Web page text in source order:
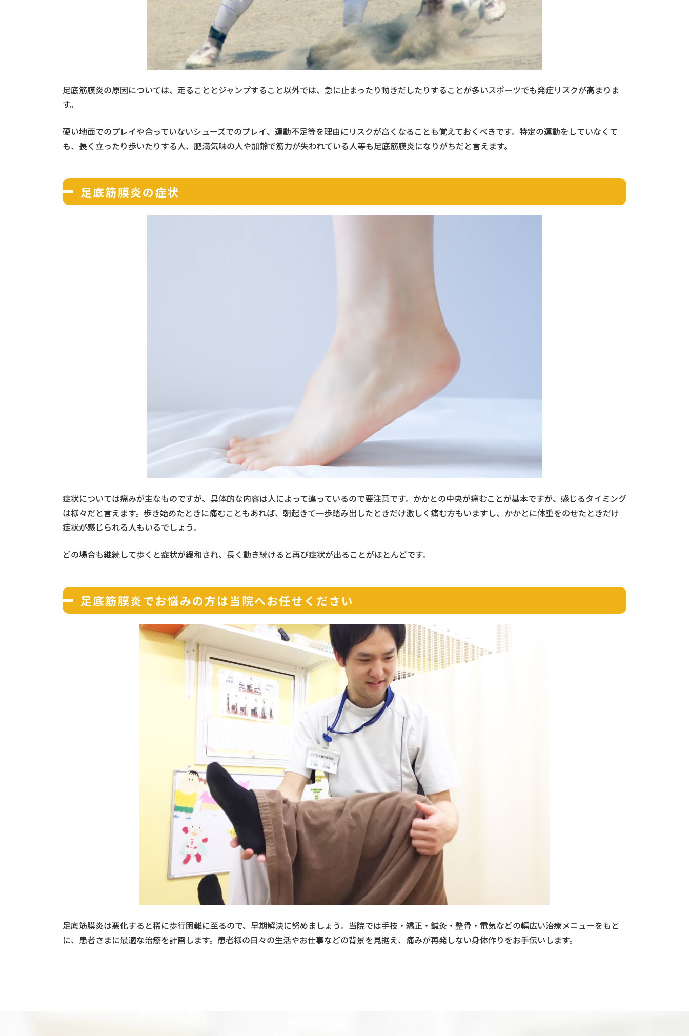
足底筋膜炎の原因については、走ることとジャンプすること以外では、急に止まったり動きだしたりすることが多いスポーツでも発症リスクが高まりま
す。
硬い地面でのプレイや合っていないシューズでのプレイ、運動不足等を理由にリスクが高くなることも覚えておくべきです。特定の運動をしていなくて
も、長く立ったり歩いたりする人、肥満気味の人や加齢で筋力が失われている人等も足底筋膜炎になりがちだと言えます。
足底筋膜炎の症状
症状については痛みが主なものですが、具体的な内容は人によって違っているので要注意です。かかとの中央が痛むことが基本ですが、感じるタイミング
は様々だと言えます。歩き始めたときに痛むこともあれば、朝起きて一歩踏み出したときだけ激しく痛む方もいますし、かかとに体重をのせたときだけ
症状が感じられる人もいるでしょう。
どの場合も継続して歩くと症状が緩和され、長く動き続けると再び症状が出ることがほとんどです。
足底筋膜炎でお悩みの方は当院へお任せください
足底筋膜炎は悪化すると稀に歩行困難に至るので、早期解決に努めましょう。当院では手技・矯正・鍼灸・整骨・電気などの幅広い治療メニューをもと
に、患者さまに最適な治療を計画します。患者様の日々の生活やお仕事などの背景を見据え、痛みが再発しない身体作りをお手伝いします。